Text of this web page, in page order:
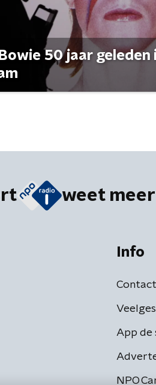
50 jaar geleden
weet meer
Info
Contact
App de
NPO